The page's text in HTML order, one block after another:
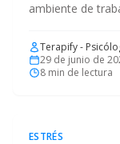
ambiente de
Terapify -
29 de junio de
8 min de lectura
ESTRÉS